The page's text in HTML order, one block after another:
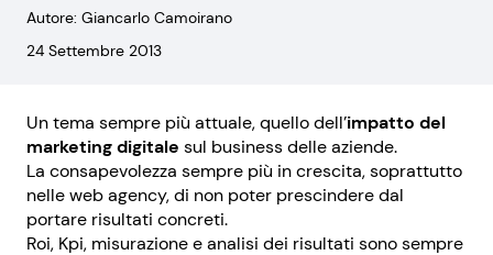
Autore: Giancarlo Camoirano
24 Settembre 2013
Un tema sempre più attuale, quello dell’impatto del
marketing digitale sul business delle aziende.
La consapevolezza sempre più in crescita, soprattutto
nelle web agency, di non poter prescindere dal
portare risultati concreti.
Roi, Kpi, misurazione e analisi dei risultati sono sempre